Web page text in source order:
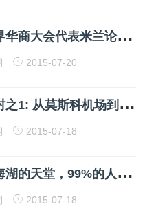
第
九届世界华商大会代表米兰论道: 树立华商新形象 适应发展新常态
2015-07-20
鸟
瞰地球村之1: 从莫斯科机场到意大利米兰
2015-07-18
这
才是青海湖的天堂，99%的人都去错地方了！
2015-07-18